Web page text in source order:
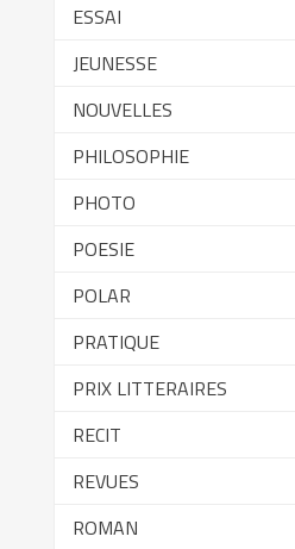
ESSAI
JEUNESSE
NOUVELLES
PHILOSOPHIE
PHOTO
POESIE
POLAR
PRATIQUE
PRIX LITTERAIRES
RECIT
REVUES
ROMAN